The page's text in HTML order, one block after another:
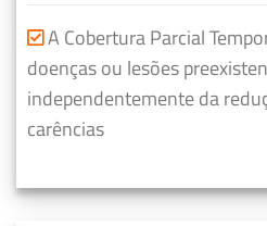
A Cobertura Parcial
doenças ou lesões
independentemente da
carências